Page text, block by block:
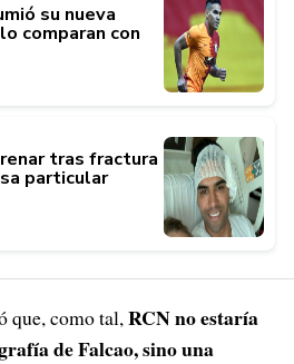
su nueva
comparan con
tras fractura
particular
que, como tal,RCN no estaría
de Falcao, sino una